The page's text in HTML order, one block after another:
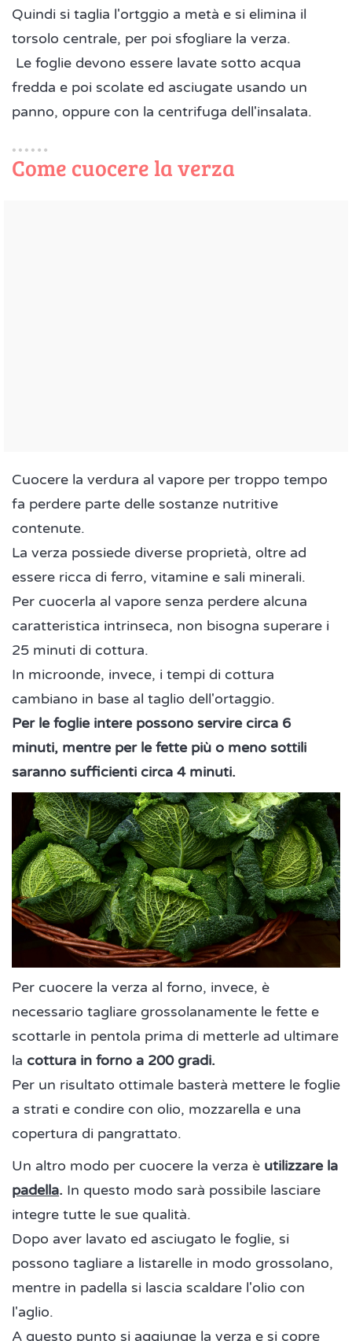
Quindi si taglia l'ortggio a metà e si elimina il
torsolo centrale, per poi sfogliare la verza.
Le foglie devono essere lavate sotto acqua
fredda e poi scolate ed asciugate usando un
panno, oppure con la centrifuga dell'insalata.
Come cuocere la verza
Cuocere la verdura al vapore per troppo tempo
fa perdere parte delle sostanze nutritive
contenute.
La verza possiede diverse proprietà, oltre ad
essere ricca di ferro, vitamine e sali minerali.
Per cuocerla al vapore senza perdere alcuna
caratteristica intrinseca, non bisogna superare i
25 minuti di cottura.
In microonde, invece, i tempi di cottura
cambiano in base al taglio dell'ortaggio.
Per le foglie intere possono servire circa 6
minuti, mentre per le fette più o meno sottili
saranno sufficienti circa 4 minuti.
Per cuocere la verza al forno, invece, è
necessario tagliare grossolanamente le fette e
scottarle in pentola prima di metterle ad ultimare
la cottura in forno a 200 gradi.
Per un risultato ottimale basterà mettere le foglie
a strati e condire con olio, mozzarella e una
copertura di pangrattato.
Un altro modo per cuocere la verza è utilizzare la
padella. In questo modo sarà possibile lasciare
integre tutte le sue qualità.
Dopo aver lavato ed asciugato le foglie, si
possono tagliare a listarelle in modo grossolano,
mentre in padella si lascia scaldare l'olio con
l'aglio.
A questo punto si aggiunge la verza e si copre